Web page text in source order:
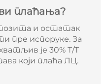
плаћања?
и остатак
пре испоруке. За
је 30% T/T
који плаћа ЛЦ.